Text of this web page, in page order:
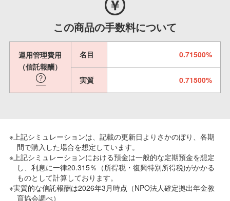
この商品の手数料について
運用管理費用
（信託報酬）
名目 0.71500%
実質 0.71500%
※上記シミュレーションは、記載の更新日よりさかのぼり、各期
間で購入した場合を想定しています。
※上記シミュレーションにおける預金は一般的な定期預金を想定
し、利息に一律20.315％（所得税・復興特別所得税)がかかる
ものとして計算しております。
※実質的な信託報酬は2026年3月時点（NPO法人確定拠出年金教
育協会調べ）